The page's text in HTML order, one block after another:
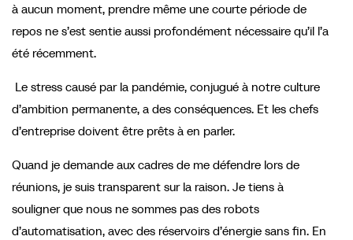
à aucun moment, prendre même une courte période de
repos ne s’est sentie aussi profondément nécessaire qu’il l’a
été récemment.
Le stress causé par la pandémie, conjugué à notre culture
d’ambition permanente, a des conséquences. Et les chefs
d’entreprise doivent être prêts à en parler.
Quand je demande aux cadres de me défendre lors de
réunions, je suis transparent sur la raison. Je tiens à
souligner que nous ne sommes pas des robots
d’automatisation, avec des réservoirs d’énergie sans fin. En